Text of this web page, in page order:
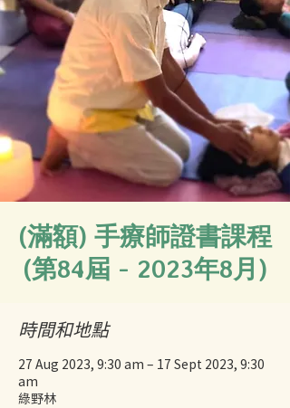
(滿額) 手療師證書課程
(第84屆 - 2023年8月)
時間和地點
27 Aug 2023, 9:30 am – 17 Sept 2023, 9:30
am
綠野林